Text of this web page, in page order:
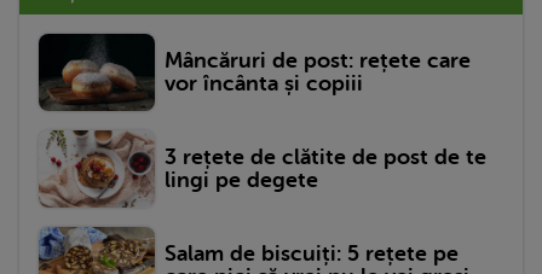
Mâncăruri de post: rețete care
vor încânta și copiii
3 rețete de clătite de post de te
lingi pe degete
Salam de biscuiți: 5 rețete pe